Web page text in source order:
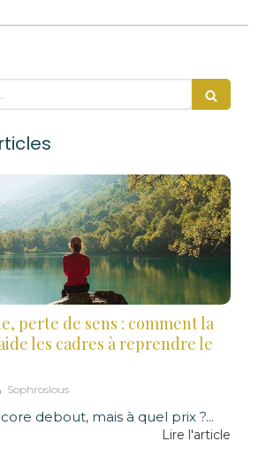
perte de sens : comment la
les cadres à reprendre le
Sophroslous
debout, mais à quel prix ?...
Lire l'article